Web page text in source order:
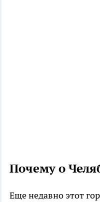
Почему о
Еще недавно этот